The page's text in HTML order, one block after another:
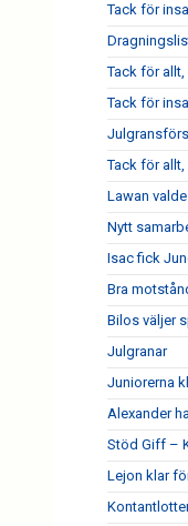
Tack för
Tack för
Tack för
Tack för allt,
Lawan valde
Nytt
Isac fick
Bra
Bilos väljer
Julgranar
Juniorerna
Alexander
Stöd Giff –
Lejon klar